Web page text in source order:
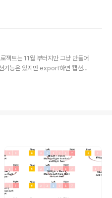
튼 멜론에 각
이라고 나왔
하고 봤는데 콘
연히 스탠딩
점심에 스탠
트는 11월 부터지만 그냥 만들어
기능은 있지만 export하면 캡션만
길 잘해따..그래서 일단 위 영상은